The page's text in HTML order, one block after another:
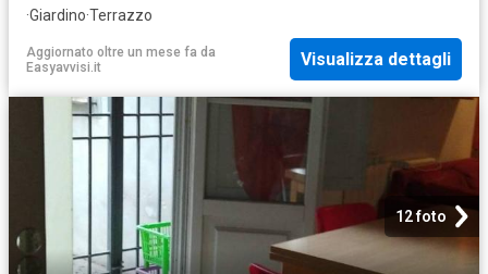
·Giardino·Terrazzo
Aggiornato oltre un mese fa da
Easyavvisi.it
Visualizza dettagli
12 foto